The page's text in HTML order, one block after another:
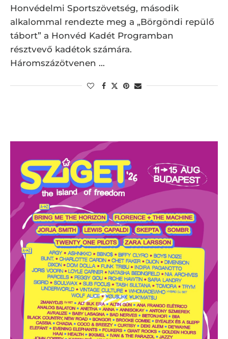
Honvédelmi Sportszövetség, második
alkalommal rendezte meg a „Börgöndi repülő
tábort” a Honvéd Kadét Programban
résztvevő kadétok számára.
Háromszázötvenen …